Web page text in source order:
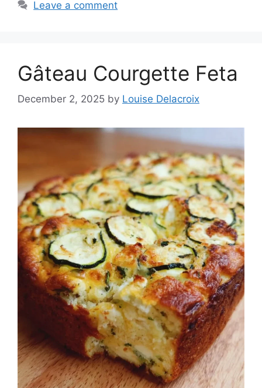
Leave a comment
Gâteau Courgette Feta
December 2, 2025 by Louise Delacroix